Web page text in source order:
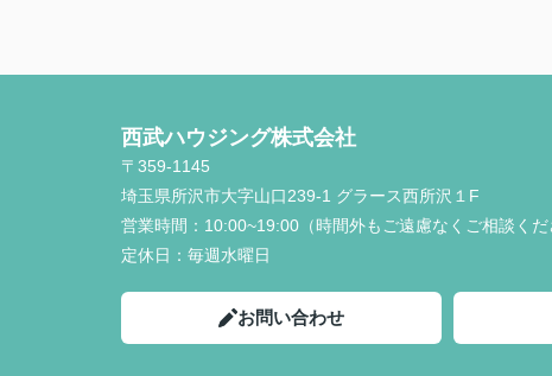
西武ハウジング株式会社
〒359-1145
埼玉県所沢市大字山口239-1 グラース西所沢１F
営業時間： 10:00~19:00（時間外もご遠慮なくご相談くだ
定休日： 毎週水曜日
お問い合わせ